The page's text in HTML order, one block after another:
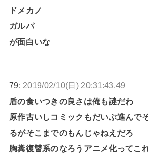
ドメカノ
ガルパ
が面白いな
79: 2019/02/10(日) 20:31:43.49
盾の食いつきの良さは俺も謎だわ
原作古いしコミックもだいぶ進んで
るがそこまでのもんじゃねえだろ
胸糞復讐系のなろうアニメ化って